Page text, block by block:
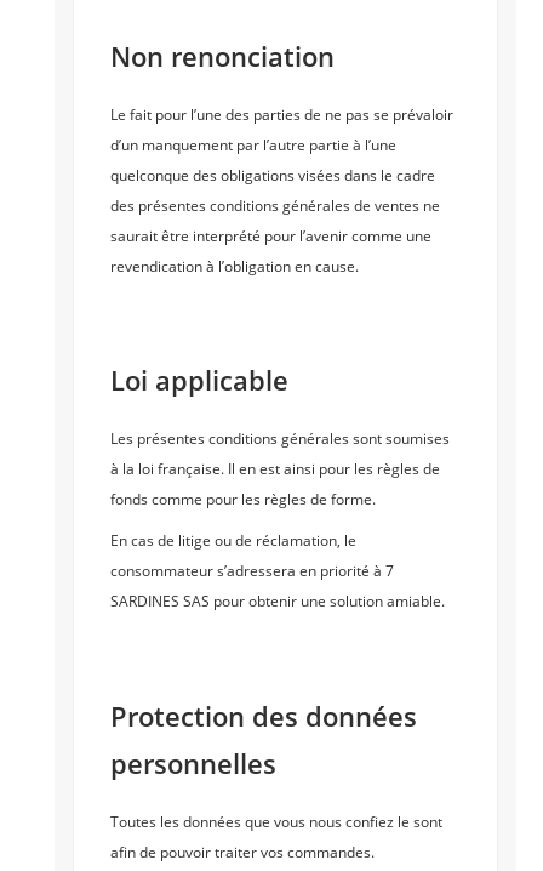
Non renonciation
Le fait pour l’une des parties de ne pas se prévaloir
d’un manquement par l’autre partie à l’une
quelconque des obligations visées dans le cadre
des présentes conditions générales de ventes ne
saurait être interprété pour l’avenir comme une
revendication à l’obligation en cause.
Loi applicable
Les présentes conditions générales sont soumises
à la loi française. Il en est ainsi pour les règles de
fonds comme pour les règles de forme.
En cas de litige ou de réclamation, le
consommateur s’adressera en priorité à 7
SARDINES SAS pour obtenir une solution amiable.
Protection des données
personnelles
Toutes les données que vous nous confiez le sont
afin de pouvoir traiter vos commandes.